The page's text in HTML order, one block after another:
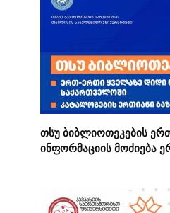
თსუ ბიბლიოთეკების
ინფორმაციის მოძიება